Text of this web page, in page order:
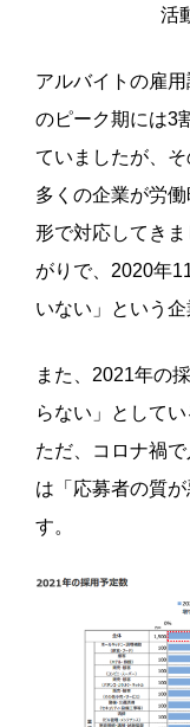
活
アルバイトの雇
のピーク期には3
ていましたが、そ
多くの企業が労
形で対応してき
がりで、2020年
いない」という企
また、2021年の
らない」として
ただ、コロナ禍
は「応募者の質
す。